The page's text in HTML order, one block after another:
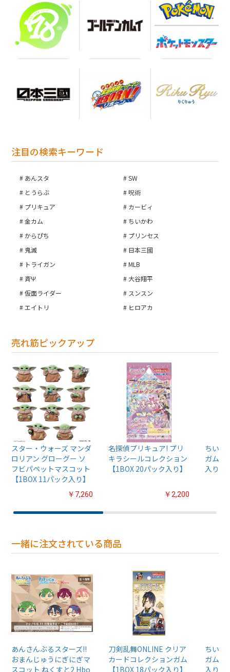
注目の検索キーワード
あんスタ
SW
とうらぶ
呪術
プリキュア
カービィ
金カム
ちいかわ
からぴち
プリンセス
鬼滅
日本三國
トライガン
MLB
斉Ψ
大谷翔平
仮面ライダー
スンスン
エイトリ
ヒロアカ
売れ筋ピックアップ
スター・ウォーズ マンダ
ロリアン グローグー ソ
フビパペットマスコット
【1BOX 11パック入り】
￥7,260
名探偵プリキュア! プリ
キラシールコレクション
【1BOX 20パック入り】
￥2,200
ちいか
ガム4
入り】
一緒に注文されている商品
あんさんぶるスターズ!!
おまんじゅうにぎにぎマ
スコット ねくすと2 Hbo
刀剣乱舞ONLINE クリア
カードコレクションガム
【1BOX 18パック入り】
ちいか
ガム4
入り】